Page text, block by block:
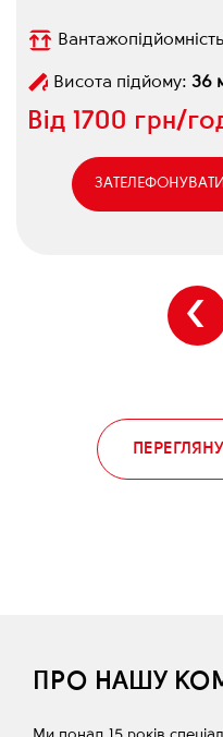
Висота підйому: 36
Від 1700 грн/
ЗАТЕЛЕФОНУВАТИ
‹
ПРО НАШУ